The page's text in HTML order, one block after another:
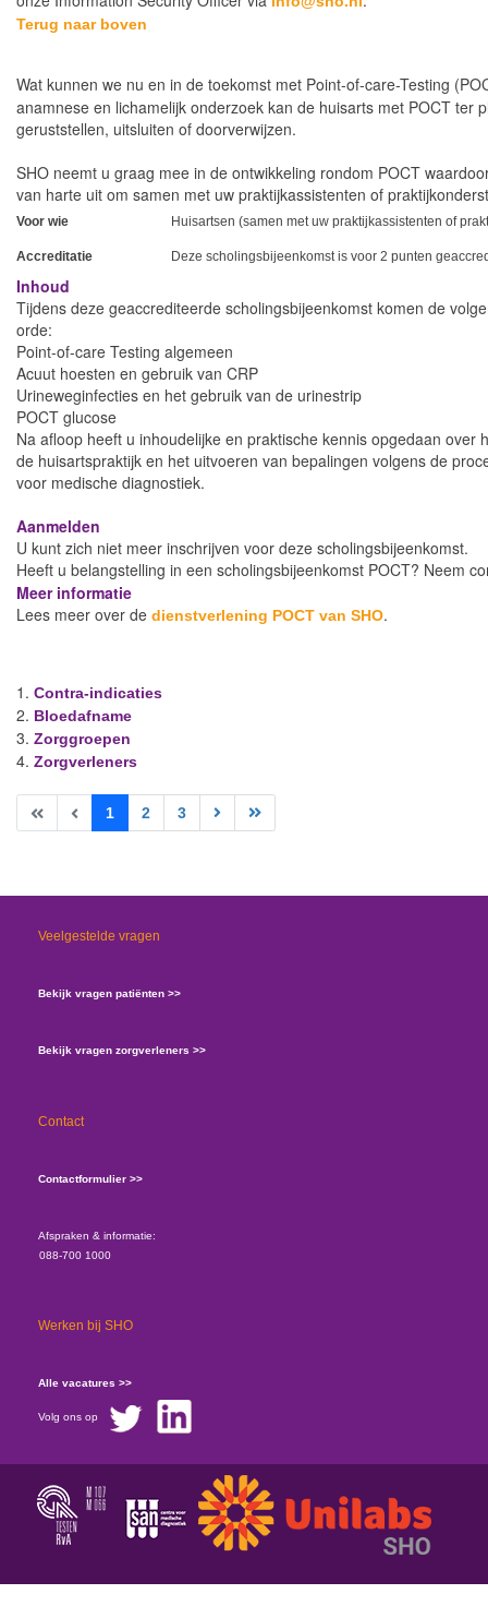
Terug naar boven
Wat kunnen we nu en in de toekomst met Point-of-care-Testing
anamnese en lichamelijk onderzoek kan de huisarts met POCT
geruststellen, uitsluiten of doorverwijzen.
SHO neemt u graag mee in de ontwikkeling rondom POCT
van harte uit om samen met uw praktijkassistenten of
Voor wie Huisartsen (samen met uw praktijkassistenten of
Accreditatie Deze scholingsbijeenkomst is voor 2 punten
Inhoud
Tijdens deze geaccrediteerde scholingsbijeenkomst komen de
orde:
Point-of-care Testing algemeen
Acuut hoesten en gebruik van CRP
Urineweginfecties en het gebruik van de urinestrip
POCT glucose
Na afloop heeft u inhoudelijke en praktische kennis opgedaan over
de huisartspraktijk en het uitvoeren van bepalingen volgens de
voor medische diagnostiek.
Aanmelden
U kunt zich niet meer inschrijven voor deze scholingsbijeenkomst.
Heeft u belangstelling in een scholingsbijeenkomst POCT? Neem
Meer informatie
Lees meer over de dienstverlening POCT van SHO.
Contra-indicaties
Bloedafname
Zorggroepen
Zorgverleners
1 2 3
Veelgestelde vragen
Bekijk vragen patiënten >>
Bekijk vragen zorgverleners >>
Contact
Contactformulier >>
Afspraken & informatie:
088-700 1000
Werken bij SHO
Alle vacatures >>
Volg ons op